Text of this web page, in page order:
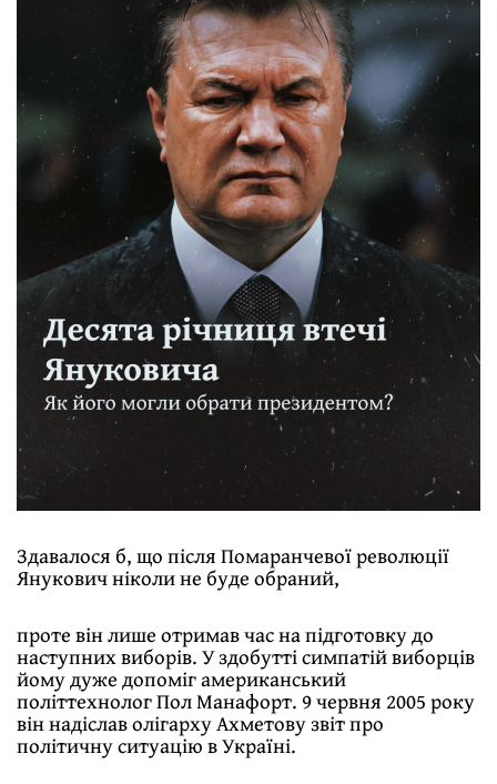
Здавалося б, що після Помаранчевої революції
Янукович ніколи не буде обраний,
проте він лише отримав час на підготовку до
наступних виборів. У здобутті симпатій виборців
йому дуже допоміг американський
політтехнолог Пол Манафорт. 9 червня 2005 року
він надіслав олігарху Ахметову звіт про
політичну ситуацію в Україні.